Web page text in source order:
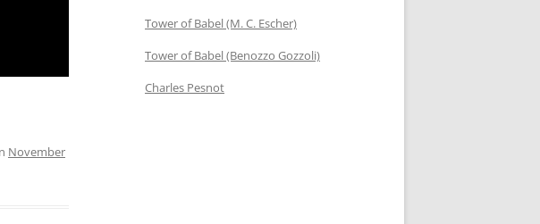
November
Tower of Babel (M. C. Escher)
Tower of Babel (Benozzo Gozzoli)
Charles Pesnot